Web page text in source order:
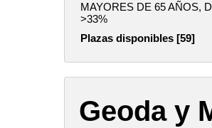
MAYORES DE 65 AÑOS,
>33%
Plazas disponibles [59]
Geoda y